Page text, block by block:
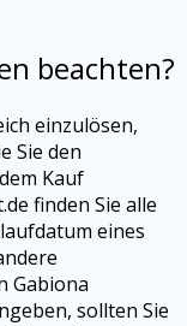
beachten?
einzulösen,
Sie den
Kauf
finden Sie alle
eines
Gabiona
sollten Sie